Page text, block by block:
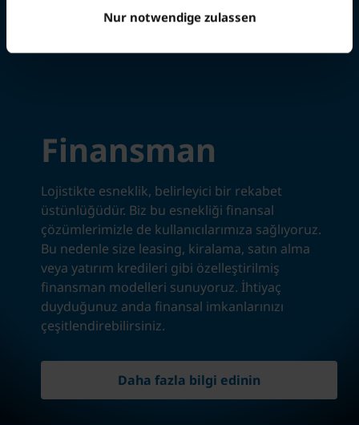
Nur notwendige zulassen
Finansman
Lojistikte esneklik, belirleyici bir rekabet
üstünlüğüdür. Biz bu esnekliği finansal
çözümlerimizle de kullanıcılarımıza sağlıyoruz.
Bu nedenle size leasing, kiralama, satın alma
veya yatırım kredileri gibi özelleştirilmiş
finansman modelleri sunuyoruz. İhtiyaç
duyduğunuz anda finansal imkanlarınızı
çeşitlendirebilirsiniz.
Daha fazla bilgi edinin